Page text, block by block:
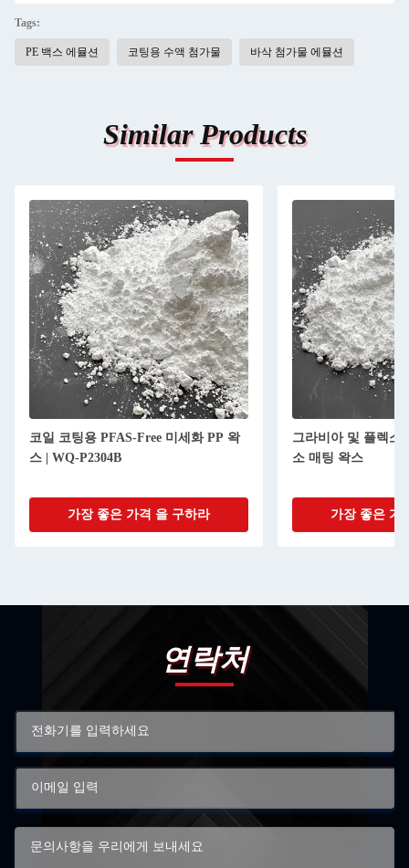
Tags:
PE 백스 에뮬션 코팅용 수액 첨가물 바삭 첨가물 에뮬션
Similar Products
코일 코팅용 PFAS-Free 미세화 PP 왁
스 | WQ-P2304B
가장 좋은 가격 을 구하라
그라비아 및 플렉소
소 매팅 왁스
가장 좋은 가
연락처